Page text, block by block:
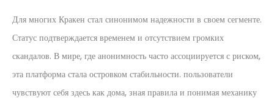
Для многих Кракен стал синонимом надежности в своем сегменте.
Статус подтверждается временем и отсутствием громких
скандалов. В мире, где анонимность часто ассоциируется с риском,
эта платформа стала островком стабильности. пользователи
чувствуют себя здесь как дома, зная правила и понимая механику